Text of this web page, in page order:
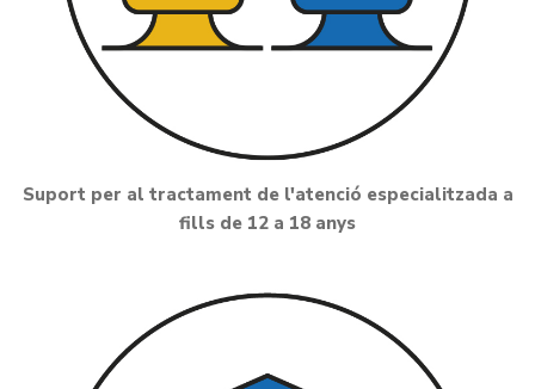
Suport per al tractament de l'atenció especialitzada a
fills de 12 a 18 anys